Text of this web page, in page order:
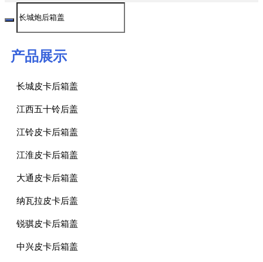
产品展示
长城皮卡后箱盖
江西五十铃后盖
江铃皮卡后箱盖
江淮皮卡后箱盖
大通皮卡后箱盖
纳瓦拉皮卡后盖
锐骐皮卡后箱盖
中兴皮卡后箱盖